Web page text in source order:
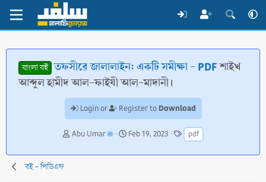
বাংলা বই তফসীরে জালালাইন: একটি সমীক্ষা - PDFশাইখ
আব্দুল হামীদ আল-ফাইযী আল-মাদানী।
Login or Register to Download
T
r
Abu Umar
S
a
Feb 19, 2023
T
a
g
pdf
বই - পিডিএফ